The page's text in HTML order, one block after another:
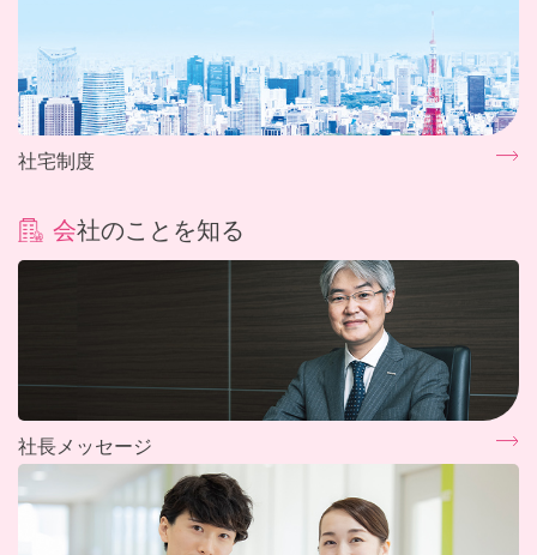
社宅制度
会社のことを知る
社長メッセージ